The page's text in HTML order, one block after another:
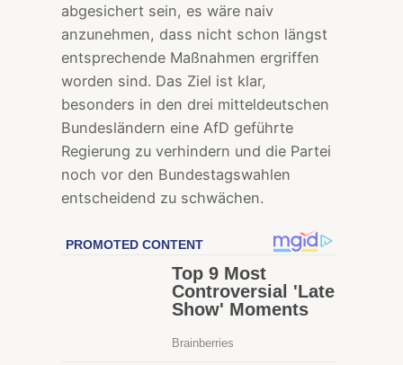
abgesichert sein, es wäre naiv
anzunehmen, dass nicht schon längst
entsprechende Maßnahmen ergriffen
worden sind. Das Ziel ist klar,
besonders in den drei mitteldeutschen
Bundesländern eine AfD geführte
Regierung zu verhindern und die Partei
noch vor den Bundestagswahlen
entscheidend zu schwächen.